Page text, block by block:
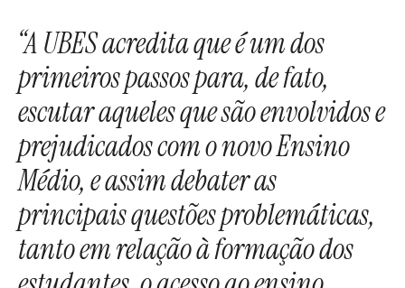
“A UBES acredita que é um dos
primeiros passos para, de fato,
escutar aqueles que são envolvidos e
prejudicados com o novo Ensino
Médio, e assim debater as
principais questões problemáticas,
tanto em relação à formação dos